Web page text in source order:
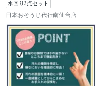
水回り3点セット
日本おそうじ代行南仙台店